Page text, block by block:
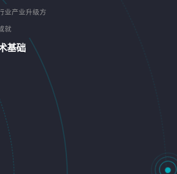
业产业升级方
就
基础